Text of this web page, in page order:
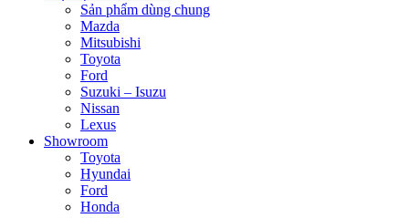
Sản phẩm dùng chung
Mazda
Mitsubishi
Toyota
Ford
Suzuki – Isuzu
Nissan
Lexus
Showroom
Toyota
Hyundai
Ford
Honda